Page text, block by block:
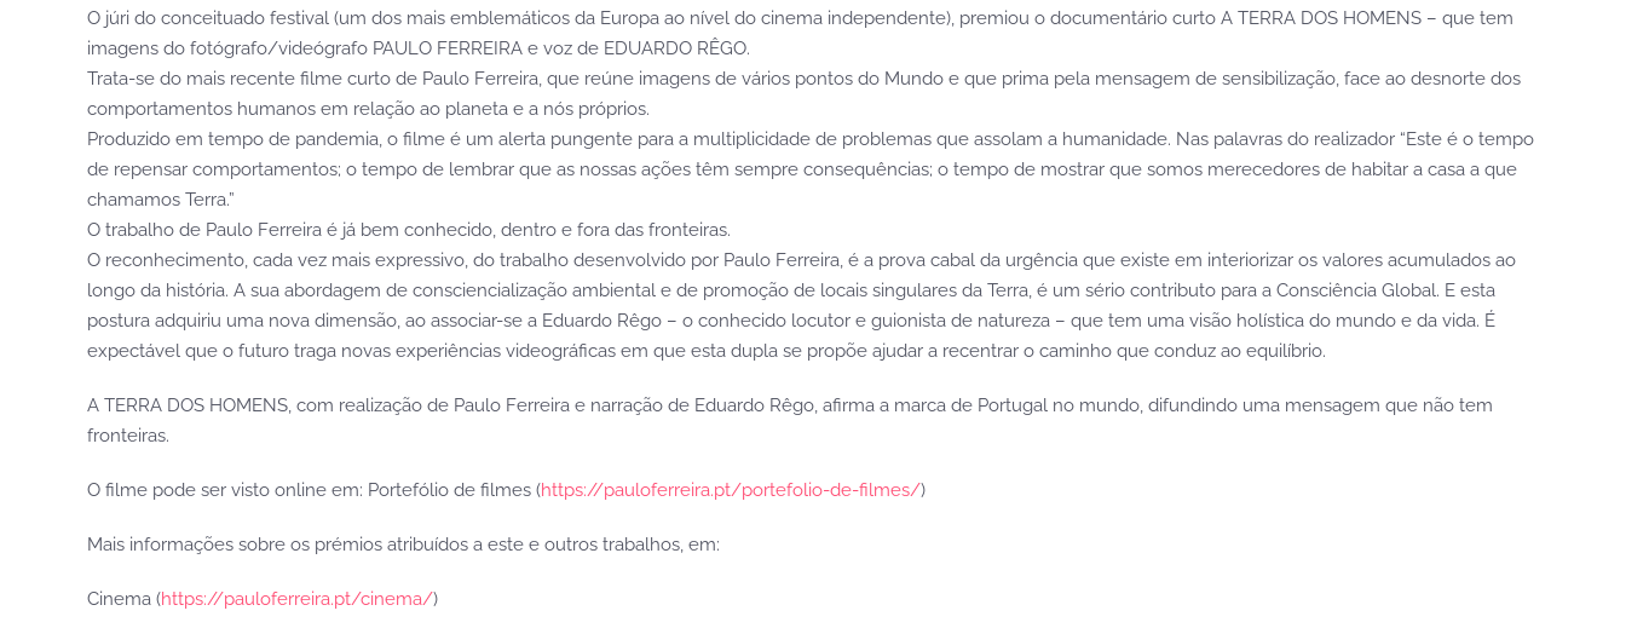
O júri do conceituado festival (um dos mais emblemáticos da Europa ao nível do cinema independente), premiou o documentário curto A TERRA DOS HOMENS – que tem
imagens do fotógrafo/videógrafo PAULO FERREIRA e voz de EDUARDO RÊGO.
Trata-se do mais recente filme curto de Paulo Ferreira, que reúne imagens de vários pontos do Mundo e que prima pela mensagem de sensibilização, face ao desnorte dos
comportamentos humanos em relação ao planeta e a nós próprios.
Produzido em tempo de pandemia, o filme é um alerta pungente para a multiplicidade de problemas que assolam a humanidade. Nas palavras do realizador “Este é o tempo
de repensar comportamentos; o tempo de lembrar que as nossas ações têm sempre consequências; o tempo de mostrar que somos merecedores de habitar a casa a que
chamamos Terra.”
O trabalho de Paulo Ferreira é já bem conhecido, dentro e fora das fronteiras.
O reconhecimento, cada vez mais expressivo, do trabalho desenvolvido por Paulo Ferreira, é a prova cabal da urgência que existe em interiorizar os valores acumulados ao
longo da história. A sua abordagem de consciencialização ambiental e de promoção de locais singulares da Terra, é um sério contributo para a Consciência Global. E esta
postura adquiriu uma nova dimensão, ao associar-se a Eduardo Rêgo – o conhecido locutor e guionista de natureza – que tem uma visão holística do mundo e da vida. É
expectável que o futuro traga novas experiências videográficas em que esta dupla se propõe ajudar a recentrar o caminho que conduz ao equilíbrio.
A TERRA DOS HOMENS, com realização de Paulo Ferreira e narração de Eduardo Rêgo, afirma a marca de Portugal no mundo, difundindo uma mensagem que não tem
fronteiras.
O filme pode ser visto online em: Portefólio de filmes (https://pauloferreira.pt/portefolio-de-filmes/)
Mais informações sobre os prémios atribuídos a este e outros trabalhos, em:
Cinema (https://pauloferreira.pt/cinema/)